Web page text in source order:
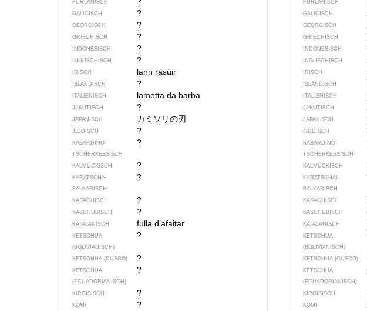
FURLANISCH
GALICISCH ?
GEORGISCH ?
GRIECHISCH ?
INDONESISCH ?
INGUSCHISCH ?
IRISCH lann rásúir
ISLÄNDISCH ?
ITALIENISCH lametta da barba
JAKUTISCH ?
JAPANISCH カミソリの刃
JIDDISCH ?
KABARDINO-
TSCHERKESSISCH
?
KALMÜCKISCH ?
KARATSCHAI-
BALKARISCH
?
KASACHISCH ?
KASCHUBISCH ?
KATALANISCH fulla d’afaitar
KETSCHUA
(BOLIVIANISCH)
?
KETSCHUA (CUSCO) ?
KETSCHUA
(ECUADORIANISCH)
?
KIRGISISCH ?
KOMI ?
FURLANISCH
GALICISCH
GEORGISCH
GRIECHISCH
INDONESISCH
INGUSCHISCH
IRISCH
ISLÄNDISCH
ITALIENISCH
JAKUTISCH
JAPANISCH
JIDDISCH
KABARDINO-
TSCHERKESSISCH
KALMÜCKISCH
KARATSCHAI-
BALKARISCH
KASACHISCH
KASCHUBISCH
KATALANISCH
KETSCHUA
(BOLIVIANISCH)
KETSCHUA (CUSCO)
KETSCHUA
(ECUADORIANISCH)
KIRGISISCH
KOMI